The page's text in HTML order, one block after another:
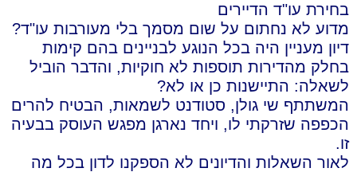
בחירת עו"ד הדיירים
מדוע לא נחתום על שום מסמך בלי מעורבות עו"ד?
דיון מעניין היה בכל הנוגע לבניינים בהם קימות
בחלק מהדירות תוספות לא חוקיות, והדבר הוביל
לשאלה: התיישנות כן או לא?
המשתתף שי גולן, סטודנט לשמאות, הבטיח להרים
הכפפה שזרקתי לו, ויחד נארגן מפגש העוסק בבעיה
זו.
לאור השאלות והדיונים לא הספקנו לדון בכל מה